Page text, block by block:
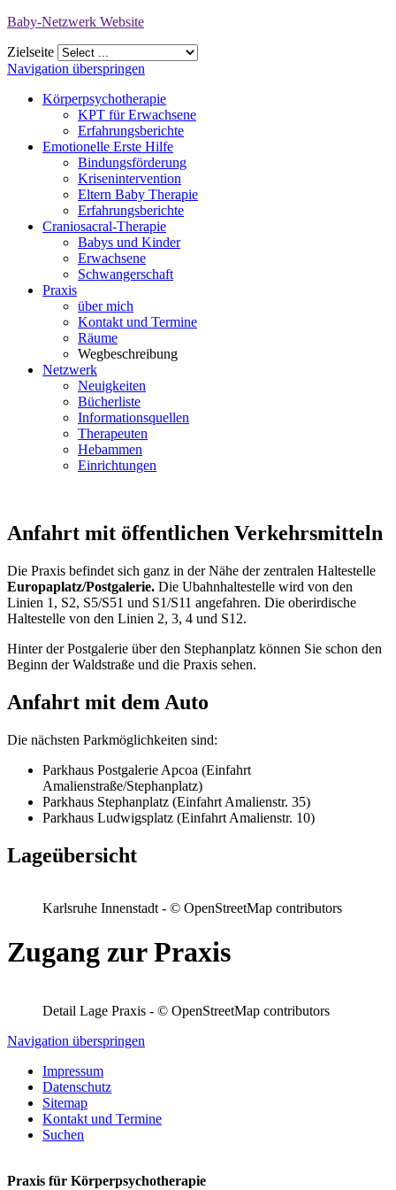
Baby-Netzwerk Website
Zielseite
Navigation überspringen
Körperpsychotherapie
KPT für Erwachsene
Erfahrungsberichte
Emotionelle Erste Hilfe
Bindungsförderung
Krisenintervention
Eltern Baby Therapie
Erfahrungsberichte
Craniosacral-Therapie
Babys und Kinder
Erwachsene
Schwangerschaft
Praxis
über mich
Kontakt und Termine
Räume
Wegbeschreibung
Netzwerk
Neuigkeiten
Bücherliste
Informationsquellen
Therapeuten
Hebammen
Einrichtungen
Anfahrt mit öffentlichen Verkehrsmitteln
Die Praxis befindet sich ganz in der Nähe der zentralen Haltestelle
Europaplatz/Postgalerie. Die Ubahnhaltestelle wird von den
Linien 1, S2, S5/S51 und S1/S11 angefahren. Die oberirdische
Haltestelle von den Linien 2, 3, 4 und S12.
Hinter der Postgalerie über den Stephanplatz können Sie schon den
Beginn der Waldstraße und die Praxis sehen.
Anfahrt mit dem Auto
Die nächsten Parkmöglichkeiten sind:
Parkhaus Postgalerie Apcoa (Einfahrt
Amalienstraße/Stephanplatz)
Parkhaus Stephanplatz (Einfahrt Amalienstr. 35)
Parkhaus Ludwigsplatz (Einfahrt Amalienstr. 10)
Lageübersicht
Karlsruhe Innenstadt - © OpenStreetMap contributors
Zugang zur Praxis
Detail Lage Praxis - © OpenStreetMap contributors
Navigation überspringen
Impressum
Datenschutz
Sitemap
Kontakt und Termine
Suchen
Praxis für Körperpsychotherapie